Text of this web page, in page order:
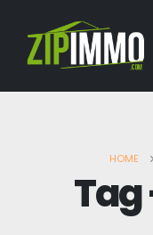
HOME